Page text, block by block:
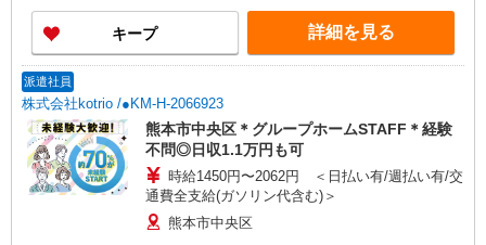
キープ 詳細を見る
派遣社員
株式会社kotrio /●KM-H-2066923
熊本市中央区＊グループホームSTAFF＊経験
不問◎日収1.1万円も可
時給1450円〜2062円 ＜日払い有/週払い有/交
通費全支給(ガソリン代含む)＞
熊本市中央区